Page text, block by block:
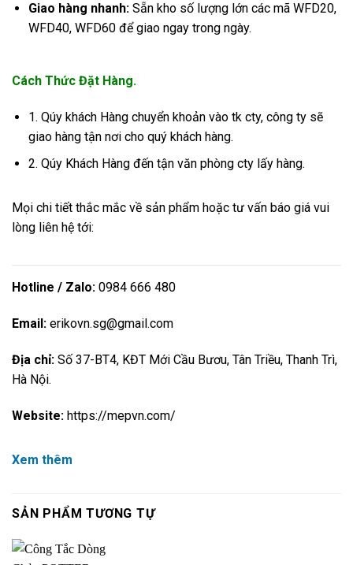
Giao hàng nhanh:Sẵn kho số lượng lớn các mã WFD20,
WFD40, WFD60 để giao ngay trong ngày.
Cách Thức Đặt Hàng.
1. Qúy khách Hàng chuyển khoản vào tk cty, công ty sẽ
giao hàng tận nơi cho quý khách hàng.
2. Qúy Khách Hàng đến tận văn phòng cty lấy hàng.
Mọi chi tiết thắc mắc về sản phẩm hoặc tư vấn báo giá vui
lòng liên hệ tới:
Hotline / Zalo: 0984 666 480
Email: erikovn.sg@gmail.com
Địa chỉ: Số 37-BT4, KĐT Mới Cầu Bươu, Tân Triều, Thanh Trì,
Hà Nội.
Website: https://mepvn.com/
Xem thêm
SẢN PHẨM TƯƠNG TỰ